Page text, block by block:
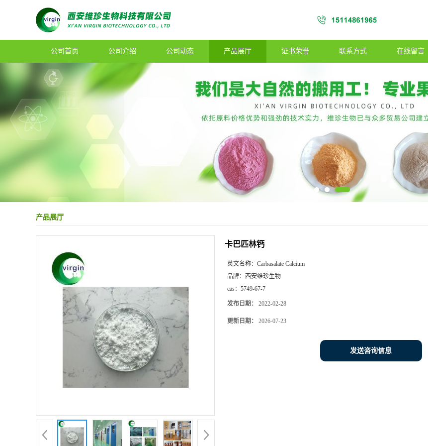
公司首页 公司介绍 公司动态 产品展厅 证书荣誉 联系方式 在线留言
产品展厅
卡巴匹林钙
英文名称： Carbasalate Calcium
品牌： 西安维珍生物
cas： 5749-67-7
发布日期： 2022-02-28
更新日期： 2026-07-23
发送咨询信息